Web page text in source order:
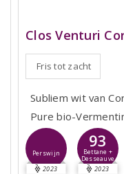
Clos Venturi
Fris tot zacht
Subliem wit van
Pure bio-
Perswijn
2023
93
Bettane +
Desseauve
2023